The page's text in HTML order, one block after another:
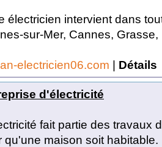
électricien intervient dans
sur-Mer, Cannes, Grasse,
electricien06.com | Détails
d'électricité
fait partie des travaux
qu'une maison soit habitable.